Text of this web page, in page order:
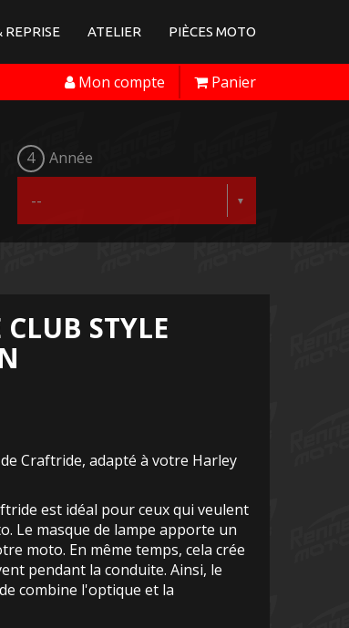
REPRISE ATELIER PIÈCES MOTO
Panier
Mon compte
4 Année
STYLE
Craftride, adapté à votre Harley
est idéal pour ceux qui veulent
Le masque de lampe apporte un
moto. En même temps, cela crée
pendant la conduite. Ainsi, le
combine l'optique et la